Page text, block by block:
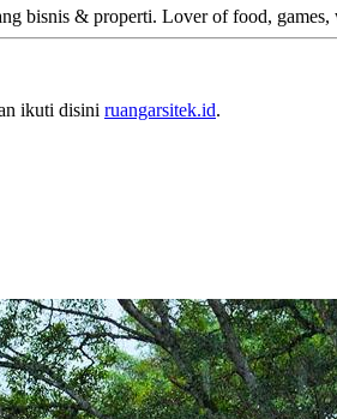
bisnis & properti. Lover of food, games,
ikuti disini ruangarsitek.id.